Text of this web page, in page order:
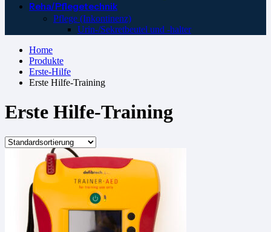
Reha/Pflegetechnik
Pflege (Inkontinenz)
Urin-/Sekretbeutel und -halter
Home
Produkte
Erste-Hilfe
Erste Hilfe-Training
Erste Hilfe-Training